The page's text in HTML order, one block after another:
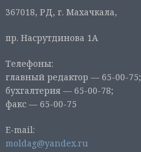
367018, РД, г. Махачкала,
пр. Насрутдинова 1А
Телефоны:
главный редактор — 65-00-75;
бухгалтерия — 65-00-78;
факс — 65-00-75
E-mail:
moldag@yandex.ru